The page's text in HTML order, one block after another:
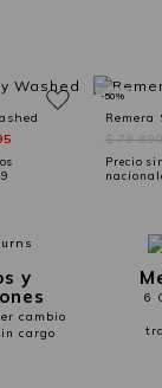
Remera
$
Precio
-50%
y
cambio
cargo
6